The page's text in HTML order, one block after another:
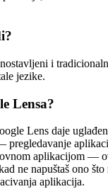
i
jezike.
Lensa?
Lens daje
pregledavanje
aplikacijom —
ne napuštaš ono što
aplikacija.